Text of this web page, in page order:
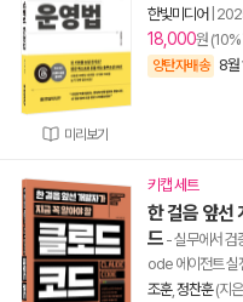
미리보기
한빛미디어
18,000원
양탄자배송 8월
키캡 세트
한 걸음 앞선
드 - 실무에서 검
ode 에이전트 실
조훈, 정찬훈(지